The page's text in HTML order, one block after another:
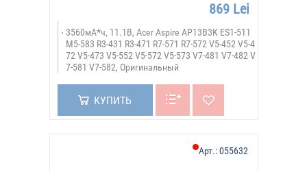
869 Lei
3560мА*ч, 11.1В, Acer Aspire AP13B3K ES1-511
M5-583 R3-431 R3-471 R7-571 R7-572 V5-452 V5-4
72 V5-473 V5-552 V5-572 V5-573 V7-481 V7-482 V
7-581 V7-582, Оригинальный
КУПИТЬ
Арт.:055632